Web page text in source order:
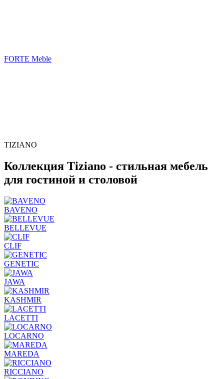
FORTE Meble
TIZIANO
Коллекция Tiziano - стильная мебель
для гостиной и столовой
BAVENO
BELLEVUE
CLIF
GENETIC
JAWA
KASHMIR
LACETTI
LOCARNO
MAREDA
RICCIANO